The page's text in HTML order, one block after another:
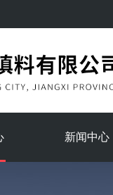
新闻中心